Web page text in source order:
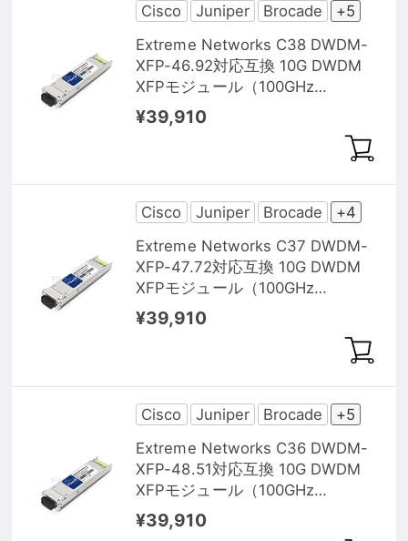
Cisco Juniper Brocade
+5
Extreme Networks C38 DWDM-
XFP-46.92対応互換 10G DWDM
XFPモジュール（100GHz
1546.92nm 40km DOM）
¥39,910
Cisco Juniper Brocade
+4
Extreme Networks C37 DWDM-
XFP-47.72対応互換 10G DWDM
XFPモジュール（100GHz
1547.72nm 40km DOM）
¥39,910
Cisco Juniper Brocade
+5
Extreme Networks C36 DWDM-
XFP-48.51対応互換 10G DWDM
XFPモジュール（100GHz
1548.51nm 40km DOM）
¥39,910